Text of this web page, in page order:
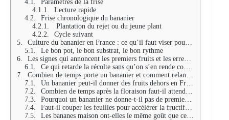
Paramètres de la frise
Lecture rapide
Frise chronologique du bananier
Plantation du rejet ou du jeune plant
Cycle suivant
Culture du bananier en France : ce qu’il faut viser pour espérer une récolte
Le bon pot, le bon substrat, le bon rythme
Les signes qui annoncent les premiers fruits et les erreurs les plus fréquentes
Ce qui retarde la récolte sans qu’on s’en rende compte
Combien de temps porte un bananier et comment relancer un nouveau cycle
Un bananier peut-il donner des fruits dehors en France ?
Combien de temps après la floraison faut-il attendre la récolte ?
Pourquoi un bananier ne donne-t-il pas de premiers fruits après 2 ans ?
Faut-il couper les feuilles pour accélérer la fructification ?
Les bananes maison ont-elles le même goût que celles du commerce ?